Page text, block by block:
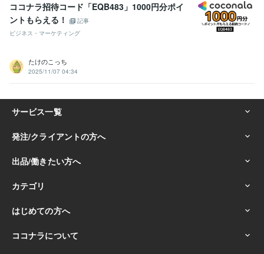
ココナラ招待コード「EQB483」1000円分ポイ
ントもらえる！
記事
ビジネス・マーケティング
たけのこっち
2025/11/07 04:34